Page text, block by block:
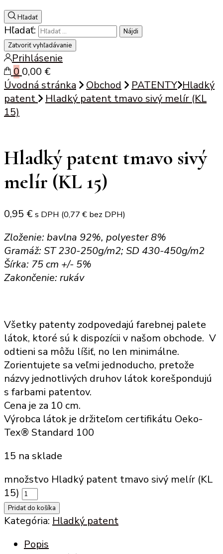
Hľadať
Hľadať:
Zatvoriť vyhľadávanie
Prihlásenie
0 0,00 €
Úvodná stránka
Obchod PATENTY Hladký
patent
Hladký patent tmavo sivý melír (KL
15)
Hladký patent tmavo sivý
melír (KL 15)
0,95 € s DPH (0,77 € bez DPH)
Zloženie: bavlna 92%, polyester 8%
Gramáž: ST 230-250g/m2; SD 430-450g/m2
Šírka: 75 cm +/- 5%
Zakončenie: rukáv
Všetky patenty zodpovedajú farebnej palete
látok, ktoré sú k dispozícii v našom obchode. V
odtieni sa môžu líšiť, no len minimálne.
Zorientujete sa veľmi jednoducho, pretože
názvy jednotlivých druhov látok korešpondujú
s farbami patentov.
Cena je za 10 cm.
Výrobca látok je držiteľom certifikátu Oeko-
Tex® Standard 100
15 na sklade
množstvo Hladký patent tmavo sivý melír (KL
15)
Pridať do košíka
Kategória: Hladký patent
Popis